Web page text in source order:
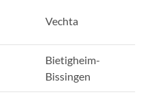
Vechta
Bietigheim-
Bissingen